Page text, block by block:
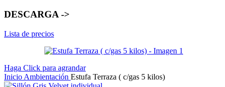
DESCARGA ->
Lista de precios
Haga Click para agrandar
Inicio Ambientación Estufa Terraza ( c/gas 5 kilos)